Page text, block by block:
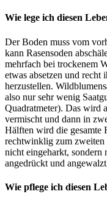
Wie lege ich diesen
Der Boden muss vom
kann Rasensoden
mehrfach bei trockenem
etwas absetzen und recht
herzustellen.
also nur sehr wenig
Quadratmeter). Das wird
vermischt und dann in
Hälften wird die gesamte
rechtwinklig zum zweiten
nicht eingeharkt, sondern
angedrückt und
Wie pflege ich diesen